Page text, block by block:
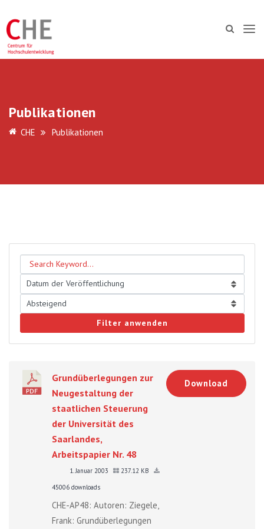
Publikationen
CHE Publikationen
Filter anwenden
Grundüberlegungen zur
Neugestaltung der
staatlichen Steuerung
der Universität des
Saarlandes,
Arbeitspapier Nr. 48
1. Januar 2003
237.12 KB
45006 downloads
CHE-AP48: Autoren: Ziegele,
Frank: Grundüberlegungen
Download